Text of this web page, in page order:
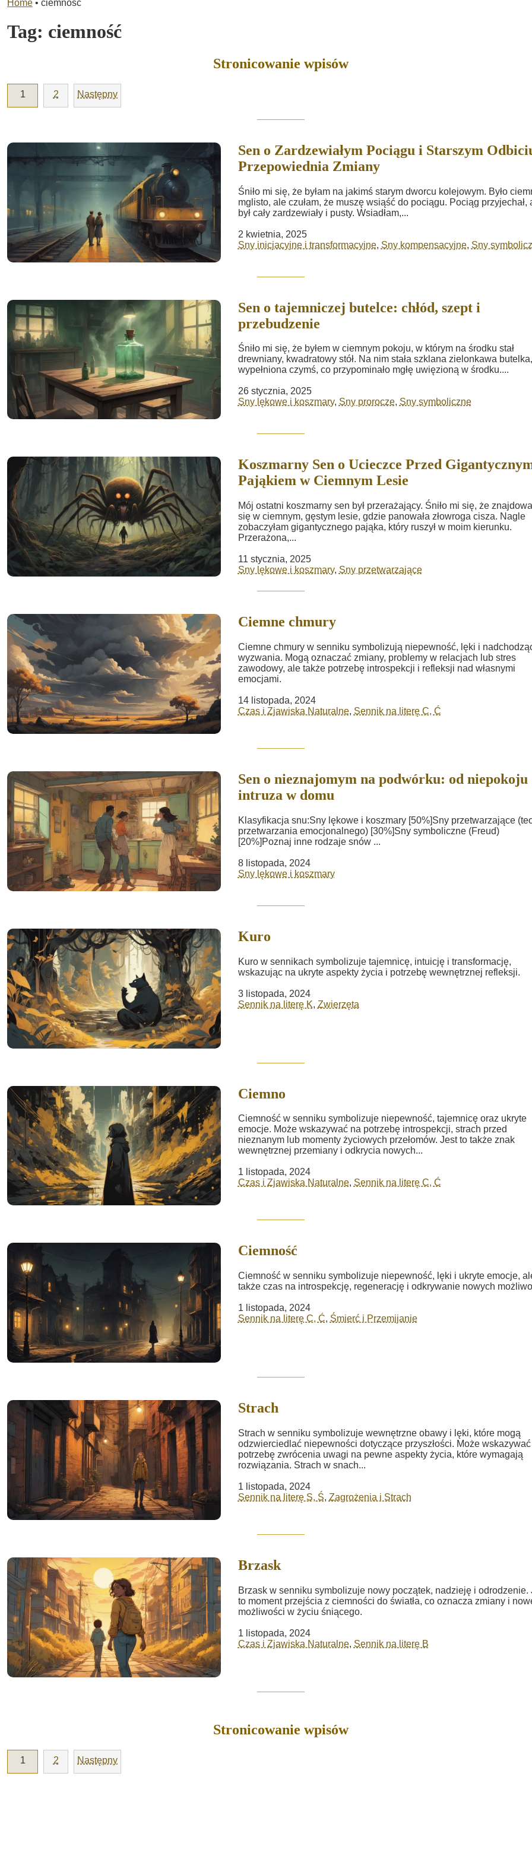
Home • ciemność
Tag: ciemność
Stronicowanie wpisów
1 2 Następny
Sen o Zardzewiałym Pociągu i Starszym
Przepowiednia Zmiany
Śniło mi się, że byłam na jakimś starym dworcu kolejowym. Było
mglisto, ale czułam, że muszę wsiąść do pociągu. Pociąg przyjechał,
był cały zardzewiały i pusty. Wsiadłam,...
2 kwietnia, 2025
Sny inicjacyjne i transformacyjne, Sny kompensacyjne, Sny
Sen o tajemniczej butelce: chłód, szept i
przebudzenie
Śniło mi się, że byłem w ciemnym pokoju, w którym na środku stał
drewniany, kwadratowy stół. Na nim stała szklana zielonkawa butelka,
wypełniona czymś, co przypominało mgłę uwięzioną w środku....
26 stycznia, 2025
Sny lękowe i koszmary, Sny prorocze, Sny symboliczne
Koszmarny Sen o Ucieczce Przed
Pająkiem w Ciemnym Lesie
Mój ostatni koszmarny sen był przerażający. Śniło mi się, że
się w ciemnym, gęstym lesie, gdzie panowała złowroga cisza. Nagle
zobaczyłam gigantycznego pająka, który ruszył w moim kierunku.
Przerażona,...
11 stycznia, 2025
Sny lękowe i koszmary, Sny przetwarzające
Ciemne chmury
Ciemne chmury w senniku symbolizują niepewność, lęki i
wyzwania. Mogą oznaczać zmiany, problemy w relacjach lub stres
zawodowy, ale także potrzebę introspekcji i refleksji nad własnymi
emocjami.
14 listopada, 2024
Czas i Zjawiska Naturalne, Sennik na literę C, Ć
Sen o nieznajomym na podwórku: od niepokoju
intruza w domu
Klasyfikacja snu:Sny lękowe i koszmary [50%]Sny przetwarzające
przetwarzania emocjonalnego) [30%]Sny symboliczne (Freud)
[20%]Poznaj inne rodzaje snów ...
8 listopada, 2024
Sny lękowe i koszmary
Kuro
Kuro w sennikach symbolizuje tajemnicę, intuicję i transformację,
wskazując na ukryte aspekty życia i potrzebę wewnętrznej refleksji.
3 listopada, 2024
Sennik na literę K, Zwierzęta
Ciemno
Ciemność w senniku symbolizuje niepewność, tajemnicę oraz ukryte
emocje. Może wskazywać na potrzebę introspekcji, strach przed
nieznanym lub momenty życiowych przełomów. Jest to także znak
wewnętrznej przemiany i odkrycia nowych...
1 listopada, 2024
Czas i Zjawiska Naturalne, Sennik na literę C, Ć
Ciemność
Ciemność w senniku symbolizuje niepewność, lęki i ukryte emocje,
także czas na introspekcję, regenerację i odkrywanie nowych
1 listopada, 2024
Sennik na literę C, Ć, Śmierć i Przemijanie
Strach
Strach w senniku symbolizuje wewnętrzne obawy i lęki, które mogą
odzwierciedlać niepewności dotyczące przyszłości. Może
potrzebę zwrócenia uwagi na pewne aspekty życia, które wymagają
rozwiązania. Strach w snach...
1 listopada, 2024
Sennik na literę S, Ś, Zagrożenia i Strach
Brzask
Brzask w senniku symbolizuje nowy początek, nadzieję i odrodzenie.
to moment przejścia z ciemności do światła, co oznacza zmiany i
możliwości w życiu śniącego.
1 listopada, 2024
Czas i Zjawiska Naturalne, Sennik na literę B
Stronicowanie wpisów
1 2 Następny